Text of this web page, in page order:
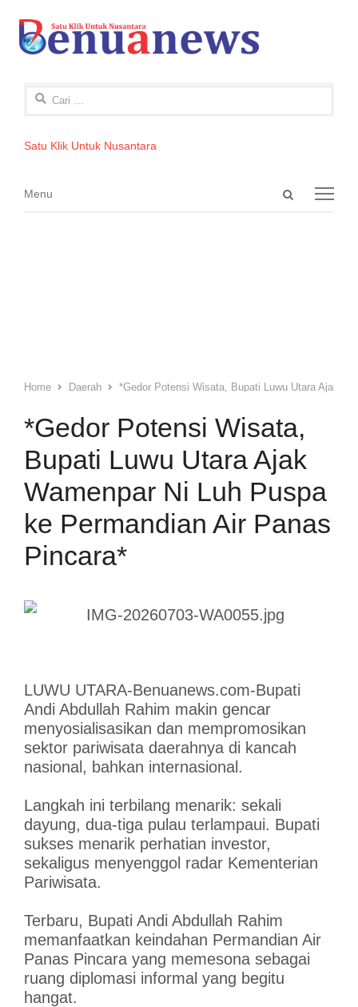
Cari
Satu Klik Untuk Nusantara
Open
Menu
Menu
Home Daerah *Gedor Potensi Wisata, Bupati Luwu Utara Ajak
*Gedor Potensi Wisata,
Bupati Luwu Utara Ajak
Wamenpar Ni Luh Puspa
ke Permandian Air Panas
Pincara*
LUWU UTARA-Benuanews.com-Bupati
Andi Abdullah Rahim makin gencar
menyosialisasikan dan mempromosikan
sektor pariwisata daerahnya di kancah
nasional, bahkan internasional.
Langkah ini terbilang menarik: sekali
dayung, dua-tiga pulau terlampaui. Bupati
sukses menarik perhatian investor,
sekaligus menyenggol radar Kementerian
Pariwisata.
Terbaru, Bupati Andi Abdullah Rahim
memanfaatkan keindahan Permandian Air
Panas Pincara yang memesona sebagai
ruang diplomasi informal yang begitu
hangat.